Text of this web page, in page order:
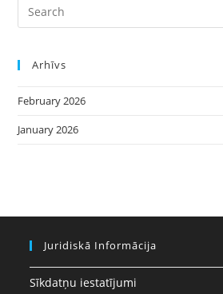
Arhīvs
February 2026
January 2026
Juridiskā Informācija
Sīkdatņu iestatījumi